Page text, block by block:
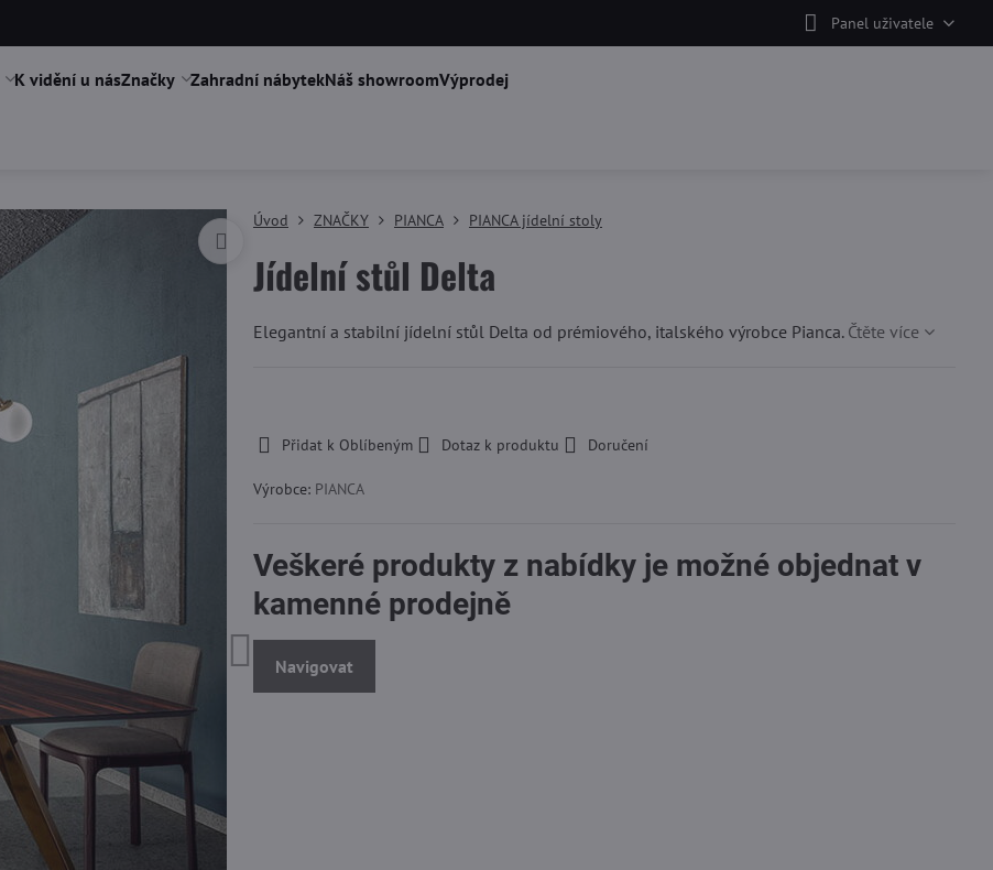
Panel uživatele
K vidění u násZnačky Zahradní nábytekNáš showroomVýprodej
Úvod ZNAČKY PIANCA PIANCA jídelní stoly
Jídelní stůl Delta
Elegantní a stabilní jídelní stůl Delta od prémiového, italského výrobce Pianca. Čtěte více
Přidat k Oblíbeným Dotaz k produktu Doručení
Výrobce: PIANCA
Veškeré produkty z nabídky je možné objednat v
kamenné prodejně
Navigovat